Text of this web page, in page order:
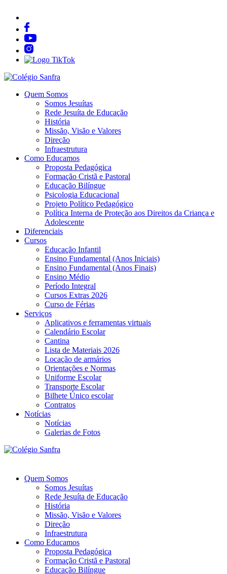
Quem Somos
Somos Jesuítas
Rede Jesuíta de Educação
História
Missão, Visão e Valores
Direção
Infraestrutura
Como Educamos
Proposta Pedagógica
Formação Cristã e Pastoral
Educação Bilíngue
Psicologia Educacional
Projeto Político Pedagógico
Política Interna de Proteção aos Direitos da Criança e
Adolescente
Diferenciais
Cursos
Educação Infantil
Ensino Fundamental (Anos Iniciais)
Ensino Fundamental (Anos Finais)
Ensino Médio
Período Integral
Cursos Extras 2026
Curso de Férias
Serviços
Aplicativos e ferramentas virtuais
Calendário Escolar
Cantina
Lista de Materiais 2026
Locação de armários
Orientações e Normas
Uniforme Escolar
Transporte Escolar
Bilhete Único escolar
Contratos
Notícias
Notícias
Galerias de Fotos
Quem Somos
Somos Jesuítas
Rede Jesuíta de Educação
História
Missão, Visão e Valores
Direção
Infraestrutura
Como Educamos
Proposta Pedagógica
Formação Cristã e Pastoral
Educação Bilíngue